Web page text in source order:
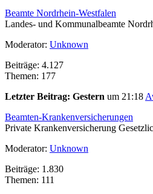
Beamte Nordrhein-Westfalen
Landes- und Kommunalbeamte
Moderator: Unknown
Beiträge: 4.127
Themen: 177
Letzter Beitrag: Gestern um 21:18
Beamten-Krankenversicherungen
Private Krankenversicherung
Moderator: Unknown
Beiträge: 1.830
Themen: 111